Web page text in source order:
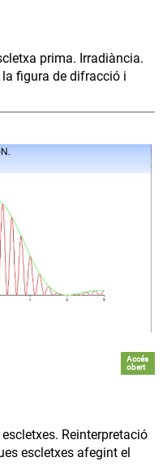
prima. Irradiància.
figura de difracció i
Accés
obert
Reinterpretació
escletxes afegint el